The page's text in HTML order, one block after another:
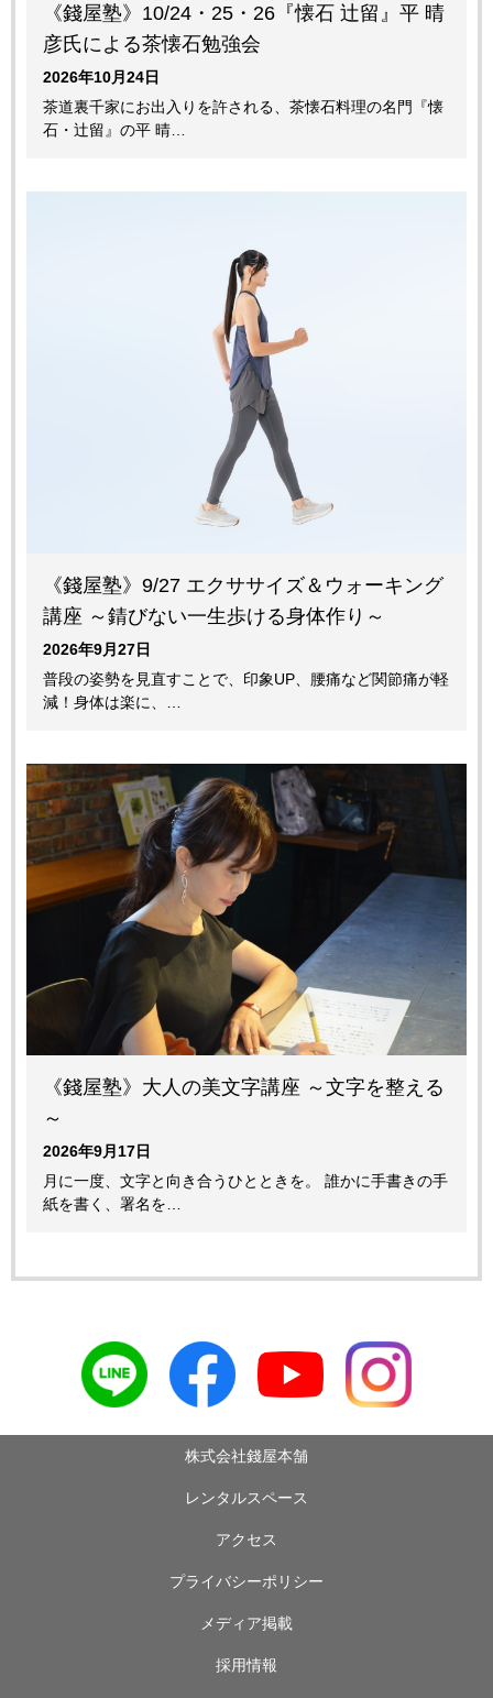
《錢屋塾》10/24・25・26『懐石 辻留』平 晴
彦氏による茶懐石勉強会
2026年10月24日
茶道裏千家にお出入りを許される、茶懐石料理の名門『懐
石・辻留』の平 晴…
《錢屋塾》9/27 エクササイズ＆ウォーキング
講座 ～錆びない一生歩ける身体作り～
2026年9月27日
普段の姿勢を見直すことで、印象UP、腰痛など関節痛が軽
減！身体は楽に、…
《錢屋塾》大人の美文字講座 ～文字を整える
～
2026年9月17日
月に一度、文字と向き合うひとときを。 誰かに手書きの手
紙を書く、署名を…
株式会社錢屋本舗
レンタルスペース
アクセス
プライバシーポリシー
メディア掲載
採用情報